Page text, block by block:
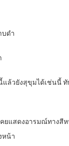
บดำ
แล้วยังสุขุมได้เช่นนี้
คยแสดงอารมณ์ทาง
หน้า